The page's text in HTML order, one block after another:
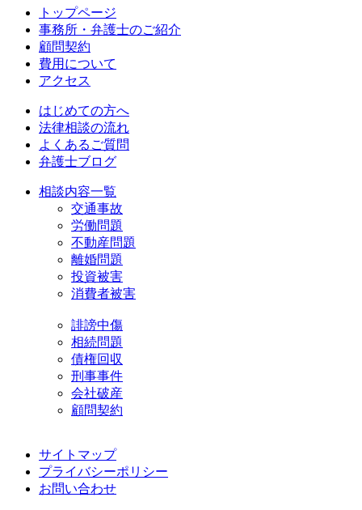
トップページ
事務所・弁護士のご紹介
顧問契約
費用について
アクセス
はじめての方へ
法律相談の流れ
よくあるご質問
弁護士ブログ
相談内容一覧
交通事故
労働問題
不動産問題
離婚問題
投資被害
消費者被害
誹謗中傷
相続問題
債権回収
刑事事件
会社破産
顧問契約
サイトマップ
プライバシーポリシー
お問い合わせ